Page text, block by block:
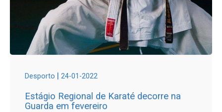
Desporto | 24-01-2022
Estágio Regional de Karaté decorre na
Guarda em fevereiro